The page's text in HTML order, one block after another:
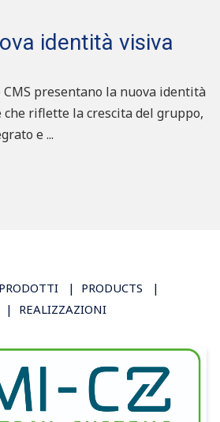
identità visiva
CMS presentano la nuova identità
che riflette la crescita del gruppo,
e ...
PRODOTTI
PRODUCTS
REALIZZAZIONI